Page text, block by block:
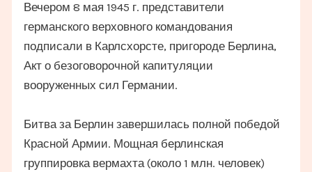
Вечером 8 мая 1945 г. представители
германского верховного командования
подписали в Карлсхорсте, пригороде Берлина,
Акт о безоговорочной капитуляции
вооруженных сил Германии.
Битва за Берлин завершилась полной победой
Красной Армии. Мощная берлинская
группировка вермахта (около 1 млн. человек)